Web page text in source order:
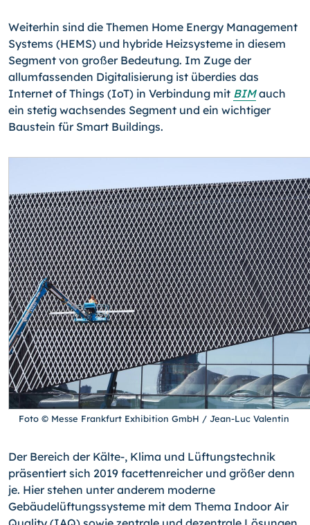
Weiterhin sind die Themen Home Energy Management
Systems (HEMS) und hybride Heizsysteme in diesem
Segment von großer Bedeutung. Im Zuge der
allumfassenden Digitalisierung ist überdies das
Internet of Things (IoT) in Verbindung mit BIMauch
ein stetig wachsendes Segment und ein wichtiger
Baustein für Smart Buildings.
Foto © Messe Frankfurt Exhibition GmbH / Jean-Luc Valentin
Der Bereich der Kälte-, Klima und Lüftungstechnik
präsentiert sich 2019 facettenreicher und größer denn
je. Hier stehen unter anderem moderne
Gebäudelüftungssysteme mit dem Thema Indoor Air